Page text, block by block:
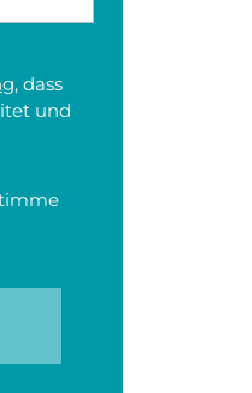
, dass
und